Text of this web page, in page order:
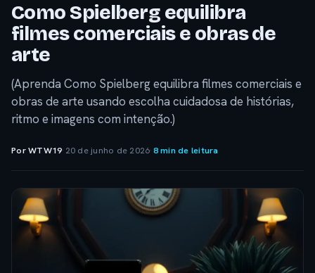
Como Spielberg equilibra
filmes comerciais e obras de
arte
(Aprenda Como Spielberg equilibra filmes comerciais e
obras de arte usando escolha cuidadosa de histórias,
ritmo e imagens com intenção.)
Por WTW19· 20 de junho de 2026·8 min de leitura